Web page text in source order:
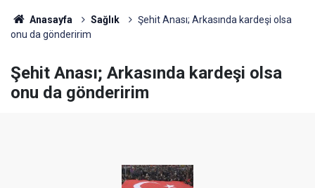
Anasayfa Sağlık
Şehit Anası; Arkasında kardeşi olsa
onu da gönderirim
Şehit Anası; Arkasında kardeşi olsa
onu da gönderirim